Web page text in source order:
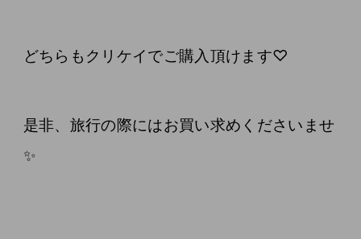
どちらもクリケイでご購入頂けます♡
是非、旅行の際にはお買い求めくださいませ
✨